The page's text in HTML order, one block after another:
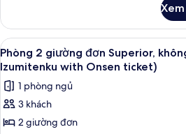
hút
thuốc
(Sirotan
with
Onsen
ticket)
Phòng
giường
đơn
không
hút
(Sirotan
Xem
tất
cả
ảnh
Phòng
2
2
Phòng 2 giường đơn Superior,
Izumitenku with Onsen ticket)
1 phòng ngủ
3 khách
2 giường đơn